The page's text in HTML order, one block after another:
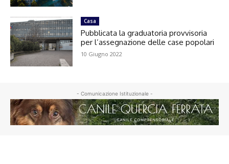
Casa
Pubblicata la graduatoria provvisoria
per l’assegnazione delle case popolari
10 Giugno 2022
- Comunicazione Istituzionale -